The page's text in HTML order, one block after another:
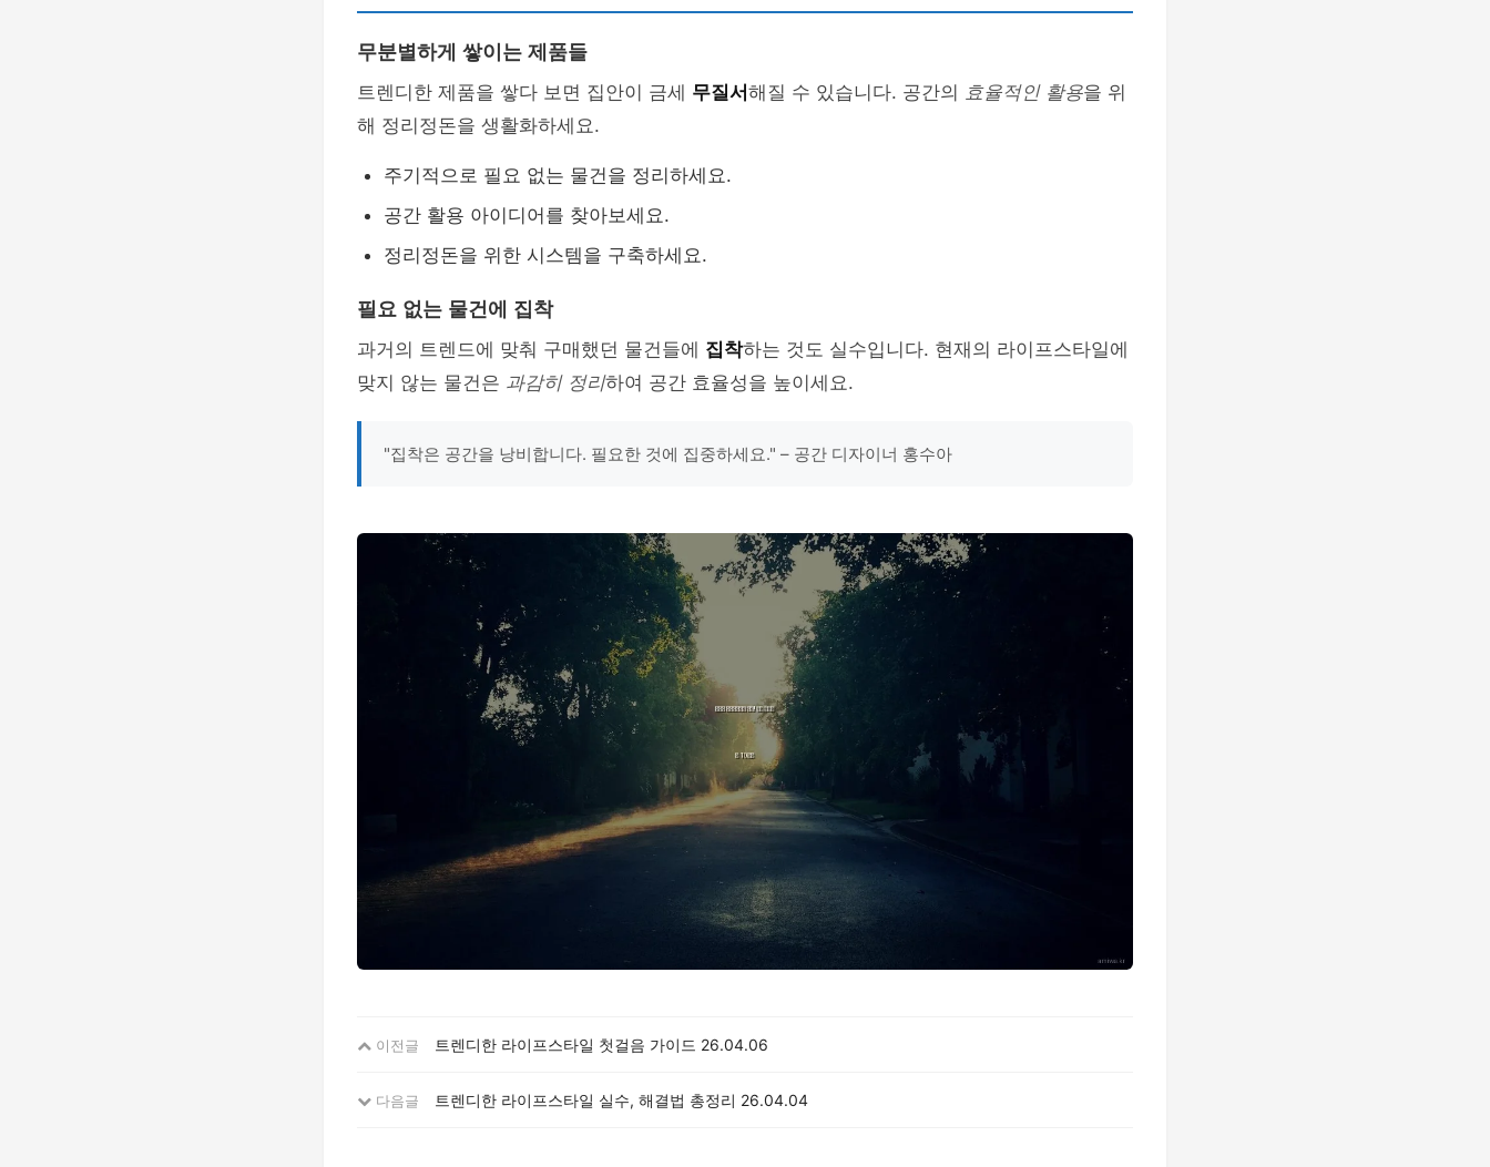
무분별하게 쌓이는 제품들
트렌디한 제품을 쌓다 보면 집안이 금세 무질서해질 수 있습니다. 공간의 효율적인 활용을 위
해 정리정돈을 생활화하세요.
주기적으로 필요 없는 물건을 정리하세요.
공간 활용 아이디어를 찾아보세요.
정리정돈을 위한 시스템을 구축하세요.
필요 없는 물건에 집착
과거의 트렌드에 맞춰 구매했던 물건들에 집착하는 것도 실수입니다. 현재의 라이프스타일에
맞지 않는 물건은 과감히 정리하여 공간 효율성을 높이세요.
"집착은 공간을 낭비합니다. 필요한 것에 집중하세요." – 공간 디자이너 홍수아
이전글 트렌디한 라이프스타일 첫걸음 가이드 26.04.06
다음글 트렌디한 라이프스타일 실수, 해결법 총정리 26.04.04